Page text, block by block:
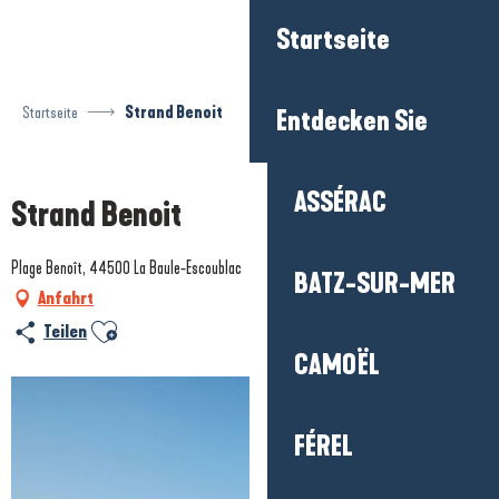
Startseite
Entdecken Sie
ASSÉRAC
BATZ-SUR-MER
CAMOËL
FÉREL
Startseite Strand Benoit
Strand Benoit
Prestataire engagé dans une démarche environnementale
Plage Benoît, 44500 La Baule-Escoublac
Anfahrt
Teilen Ajouter aux favoris